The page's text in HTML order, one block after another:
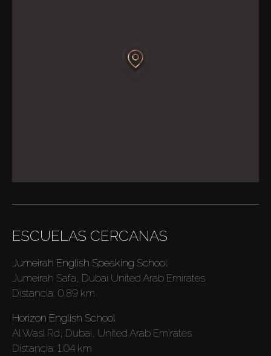
ESCUELAS CERCANAS
Jumeirah English Speaking School
Jumeirah Safa, Dubai United Arab Emirates
Distancia: 0.89 km
Horizon English School
Al Wasl Rd, Dubai, United Arab Emirates
Distancia: 1.04 km